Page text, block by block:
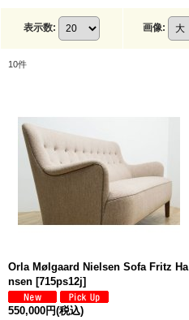
表示数: 画像:
10件
Orla Mølgaard Nielsen Sofa Fritz Ha
nsen [715ps12j]
550,000円(税込)